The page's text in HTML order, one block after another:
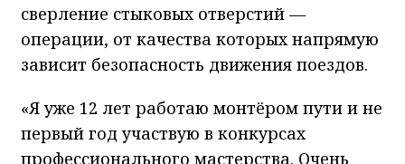
сверление стыковых отверстий —
операции, от качества которых напрямую
зависит безопасность движения поездов.
«Я уже 12 лет работаю монтёром пути и не
первый год участвую в конкурсах
профессионального мастерства. Очень